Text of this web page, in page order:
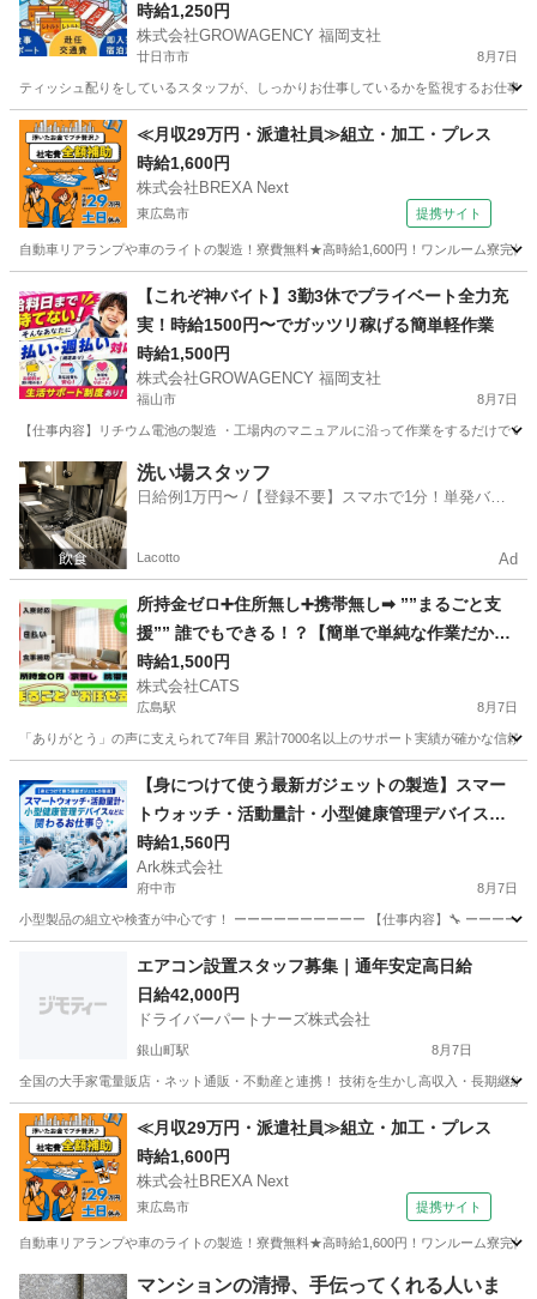
円可のレア求人★（
時給1,250円
株式会社GROWAGENCY 福岡支社
廿日市市 8月7日
ティッシュ配りをしているスタッフが、しっかりお仕事しているかを監視するお仕事
広島 廿日市市 その他 レア
≪月収29万円・派遣社員≫組立・加工・プレス
時給1,600円
株式会社BREXA Next
東広島市 提携サイト
自動車リアランプや車のライトの製造！寮費無料★高時給1,600円！ワンルーム寮完
その他
【これぞ神バイト】3勤3休でプライベート全力充
実！時給1500円〜でガッツリ稼げる簡単軽作業
時給1,500円
株式会社GROWAGENCY 福岡支社
福山市 8月7日
【仕事内容】リチウム電池の製造 ・工場内のマニュアルに沿って作業をするだけで
広島 福山市 工場 ピンチ
洗い場スタッフ
日給例1万円〜 /【登録不要】スマホで1分！単発バイ
Lacotto Ad
所持金ゼロ➕住所無し➕携帯無し➡︎ ””まるごと支
援”” 誰でもできる！？【簡単で単純な作業だから
安心！】-広島
時給1,500円
株式会社CATS
広島駅 8月7日
「ありがとう」の声に支えられて7年目 累計7000名以上のサポート実績が確かな信
広島駅 仕分け ライン
【身につけて使う最新ガジェットの製造】スマー
トウォッチ・活動量計・小型健康管理デバイスな
どに関わるお仕事⌚✨
時給1,560円
Ark株式会社
府中市 8月7日
小型製品の組立や検査が中心です！ ーーーーーーーーーー 【仕事内容】🔧 ーーーー
スマートウォッチ
エアコン設置スタッフ募集｜通年安定高日給
日給42,000円
ドライバーパートナーズ株式会社
銀山町駅 8月7日
全国の大手家電量販店・ネット通販・不動産と連携！ 技術を生かし高収入・長期継
広島 広島市 銀山町駅 軽作業 スタッフ
≪月収29万円・派遣社員≫組立・加工・プレス
時給1,600円
株式会社BREXA Next
東広島市 提携サイト
自動車リアランプや車のライトの製造！寮費無料★高時給1,600円！ワンルーム寮完
広島 東広島市 その他
マンションの清掃、手伝ってくれる人いま